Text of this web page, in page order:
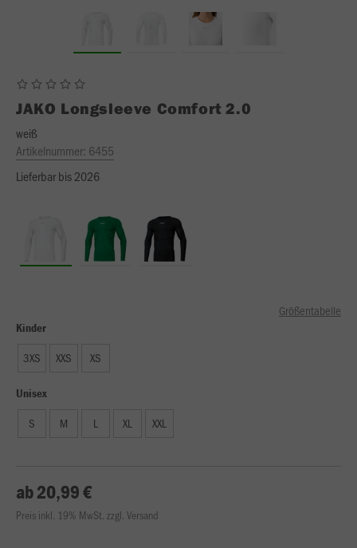
JAKO Longsleeve Comfort 2.0
weiß
Artikelnummer: 6455
Lieferbar bis 2026
Größentabelle
Kinder
3XS XXS XS
Unisex
S M L XL XXL
ab 20,99 €
Preis inkl. 19% MwSt. zzgl. Versand